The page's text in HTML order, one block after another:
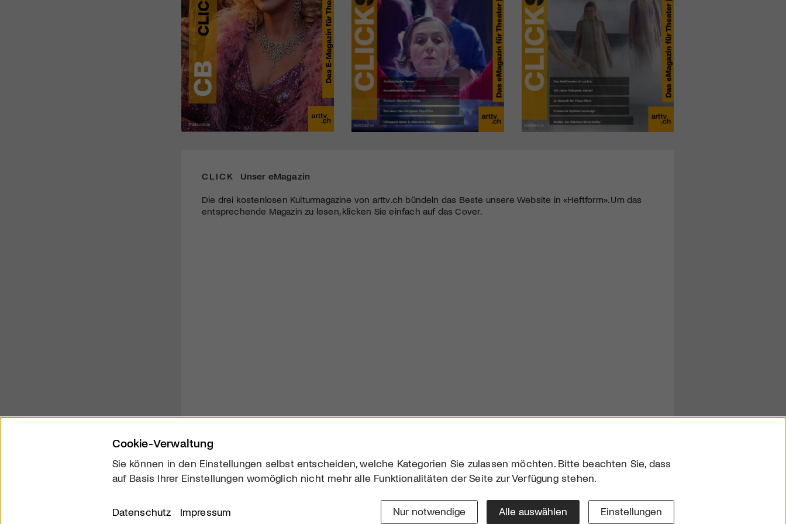
CLICK Unser eMagazin
Die drei kostenlosen Kulturmagazine von arttv.ch bündeln das Beste unsere Website in «Heftform». Um das
entsprechende Magazin zu lesen, klicken Sie einfach auf das Cover.
Über uns
Downloads
Impressum
Cookie-Verwaltung
Sie können in den Einstellungen selbst entscheiden, welche Kategorien Sie zulassen möchten. Bitte beachten Sie, dass
auf Basis Ihrer Einstellungen womöglich nicht mehr alle Funktionalitäten der Seite zur Verfügung stehen.
Datenschutz Impressum Nur notwendige Alle auswählen Einstellungen